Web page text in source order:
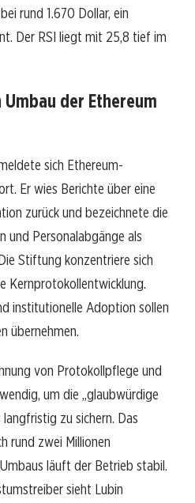
rund 1.670 Dollar, ein
Der RSI liegt mit 25,8 tief im
der Ethereum
sich Ethereum-
Er wies Berichte über eine
zurück und bezeichnete die
und Personalabgänge als
Stiftung konzentriere sich
Kernprotokollentwicklung.
institutionelle Adoption sollen
übernehmen.
von Protokollpflege und
um die „glaubwürdige
zu sichern. Das
rund zwei Millionen
läuft der Betrieb stabil.
sieht Lubin